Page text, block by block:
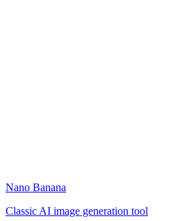
Nano Banana
Classic AI image generation tool